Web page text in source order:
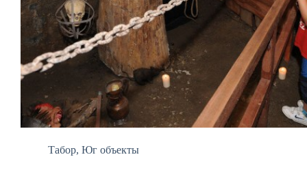
Табор, Юг объекты